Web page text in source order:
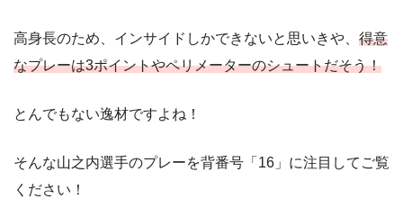
高身長のため、インサイドしかできないと思いきや、 得意
なプレーは3ポイントやペリメーターのシュートだそう！
とんでもない逸材ですよね！
そんな山之内選手のプレーを背番号「16」に注目してご覧
ください！